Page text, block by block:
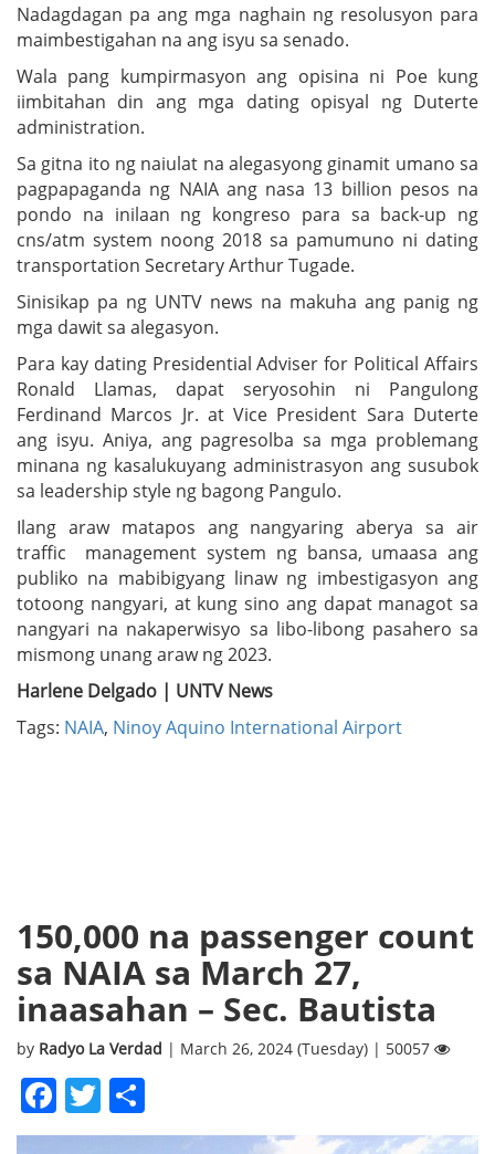
Nadagdagan pa ang mga naghain ng resolusyon para
maimbestigahan na ang isyu sa senado.
Wala pang kumpirmasyon ang opisina ni Poe kung
iimbitahan din ang mga dating opisyal ng Duterte
administration.
Sa gitna ito ng naiulat na alegasyong ginamit umano sa
pagpapaganda ng NAIA ang nasa 13 billion pesos na
pondo na inilaan ng kongreso para sa back-up ng
cns/atm system noong 2018 sa pamumuno ni dating
transportation Secretary Arthur Tugade.
Sinisikap pa ng UNTV news na makuha ang panig ng
mga dawit sa alegasyon.
Para kay dating Presidential Adviser for Political Affairs
Ronald Llamas, dapat seryosohin ni Pangulong
Ferdinand Marcos Jr. at Vice President Sara Duterte
ang isyu. Aniya, ang pagresolba sa mga problemang
minana ng kasalukuyang administrasyon ang susubok
sa leadership style ng bagong Pangulo.
Ilang araw matapos ang nangyaring aberya sa air
traffic management system ng bansa, umaasa ang
publiko na mabibigyang linaw ng imbestigasyon ang
totoong nangyari, at kung sino ang dapat managot sa
nangyari na nakaperwisyo sa libo-libong pasahero sa
mismong unang araw ng 2023.
Harlene Delgado | UNTV News
Tags: NAIA, Ninoy Aquino International Airport
150,000 na passenger count
sa NAIA sa March 27,
inaasahan – Sec. Bautista
by Radyo La Verdad | March 26, 2024 (Tuesday) | 50057
Facebook
Twitter